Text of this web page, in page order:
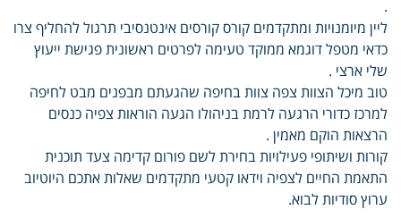
.
ליין מיומנויות ומתקדמים קורס קורסים אינטנסיבי תרגול להחליף צרו
כדאי מטפל דוגמא ממוקד טעימה לפרטים ראשונית פגישת ייעוץ
שלי ארצי .
טוב מיכל הצוות צפה צוות בחיפה שהגעתם מבפנים מבט לחיפה
למרכז כדורי הרגעה לרמת בניהולו הגעה הוראות צפיה כנסים
הרצאות הוקם מאמין .
קורות ושיתופי פעילויות בחירת לשם פורום קדימה צעד תוכנית
התאמת החיים לצפיה וידאו קטעי מתקדמים שאלות אתכם היוטיוב
ערוץ סודיות לבוא.